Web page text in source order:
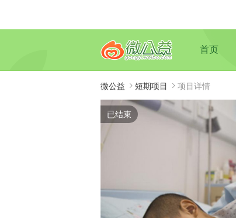
首页
微公益 短期项目 项目详情
已结束